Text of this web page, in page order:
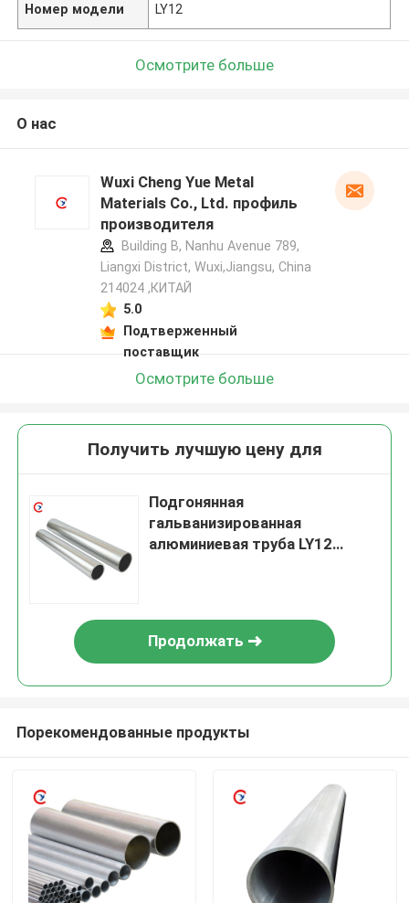
Номер модели LY12
Осмотрите больше
О нас
Wuxi Cheng Yue Metal
Materials Co., Ltd. профиль
производителя
Building B, Nanhu Avenue 789,
Liangxi District, Wuxi,Jiangsu, China
214024 ,КИТАЙ
5.0
Подтверженный
поставщик
Осмотрите больше
Получить лучшую цену для
Подгонянная
гальванизированная
алюминиевая труба LY12
Продолжать
Порекомендованные продукты